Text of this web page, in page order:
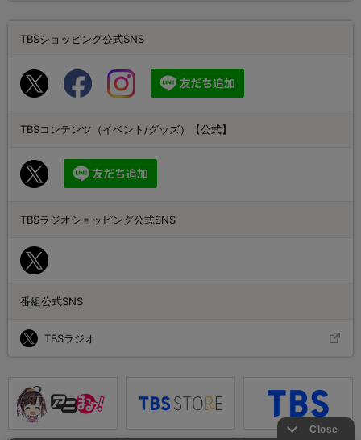
TBSショッピング公式SNS
TBSコンテンツ（イベント/グッズ）【公式】
TBSラジオショッピング公式SNS
番組公式SNS
TBSラジオ